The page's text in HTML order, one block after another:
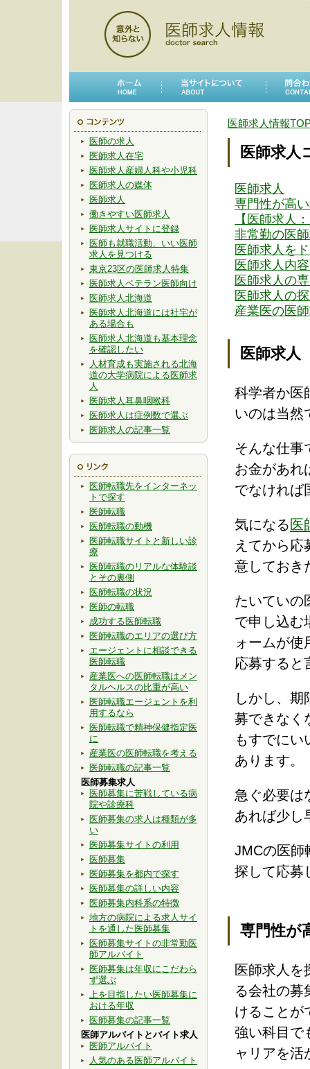
医師の求人
医師求人在宅
医師求人産婦人科や小児科
医師求人の媒体
医師求人
働きやすい医師求人
医師求人サイトに登録
医師も就職活動、いい医師
求人を見つける
東京23区の医師求人特集
医師求人ベテラン医師向け
医師求人北海道
医師求人北海道には社宅が
ある場合も
医師求人北海道も基本理念
を確認したい
人材育成も実施される北海
道の大学病院による医師求
人
医師求人耳鼻咽喉科
医師求人は症例数で選ぶ
医師求人の記事一覧
医師転職先をインターネッ
トで探す
医師転職
医師転職の動機
医師転職サイトと新しい診
療
医師転職のリアルな体験談
とその裏側
医師転職の状況
医師の転職
成功する医師転職
医師転職のエリアの選び方
エージェントに相談できる
医師転職
産業医への医師転職はメン
タルヘルスの比重が高い
医師転職エージェントを利
用するなら
医師転職で精神保健指定医
に
産業医の医師転職を考える
医師転職の記事一覧
医師募集求人
医師募集に苦戦している病
院や診療科
医師募集の求人は種類が多
い
医師募集サイトの利用
医師募集
医師募集を都内で探す
医師募集の詳しい内容
医師募集内科系の特徴
地方の病院による求人サイ
トを通した医師募集
医師募集サイトの非常勤医
師アルバイト
医師募集は年収にこだわら
ず選ぶ
上を目指したい医師募集に
おける年収
医師募集の記事一覧
医師アルバイトとバイト求人
医師アルバイト
人気のある医師アルバイト
医師求人情報
医師求人
医師求人
専門性が高
【医師求人
非常勤の医
医師求人を
医師求人内
医師求人の
医師求人の
産業医の医
医師求人
科学者か医
いのは当然
そんな仕事
お金があれ
でなければ
気になる医
えてから応
意しておき
たいていの
で申し込む
ォームが使
応募すると
しかし、
募できなく
もすでにい
あります。
急ぐ必要は
あれば少し
JMCの医師
探して応募
専門性が
医師求人を
る会社の募
けることが
強い科目で
ャリアを活